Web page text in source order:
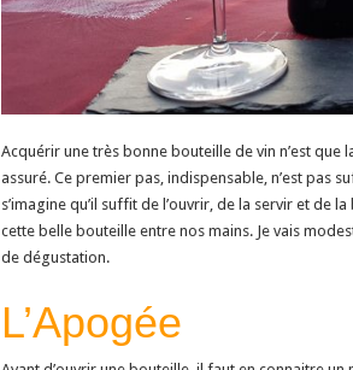
Acquérir une très bonne bouteille de vin n’est que
assuré. Ce premier pas, indispensable, n’est pas
s’imagine qu’il suffit de l’ouvrir, de la servir et de
cette belle bouteille entre nos mains. Je vais
de dégustation.
L’Apogée